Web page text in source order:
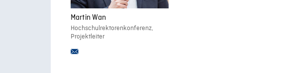
Martin Wan
Hochschulrektorenkonferenz,
Projektleiter